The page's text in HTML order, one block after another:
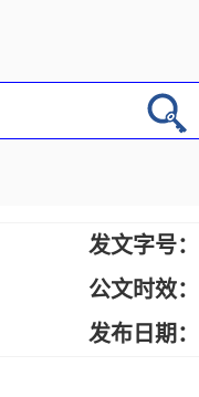
发文字号：
公文时效：
发布日期：